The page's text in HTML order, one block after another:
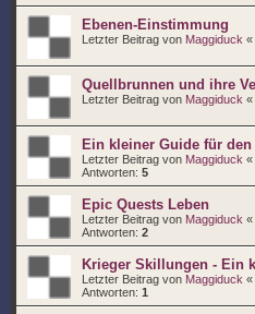
Ebenen-Einstimmung
Letzter Beitrag von Maggiduck «
Quellbrunnen und ihre
Letzter Beitrag von Maggiduck «
Ein kleiner Guide für den
Letzter Beitrag von Maggiduck «
Antworten: 5
Epic Quests Leben
Letzter Beitrag von Maggiduck «
Antworten: 2
Krieger Skillungen - Ein
Letzter Beitrag von Maggiduck «
Antworten: 1